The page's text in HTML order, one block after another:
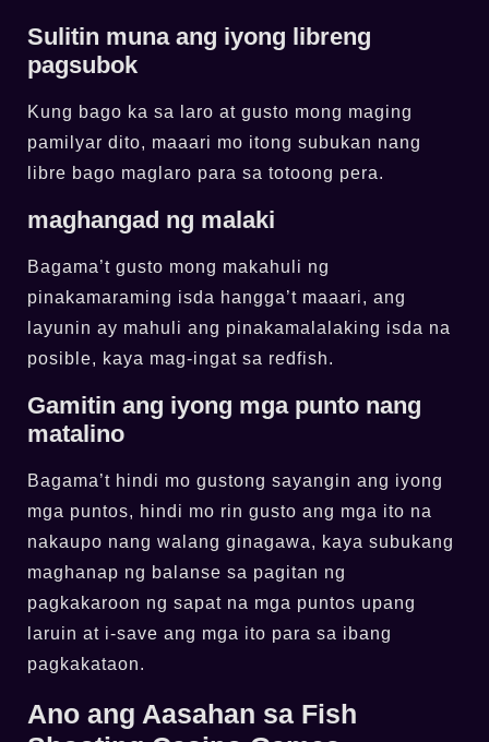
Sulitin muna ang iyong libreng
pagsubok
Kung bago ka sa laro at gusto mong maging
pamilyar dito, maaari mo itong subukan nang
libre bago maglaro para sa totoong pera.
maghangad ng malaki
Bagama’t gusto mong makahuli ng
pinakamaraming isda hangga’t maaari, ang
layunin ay mahuli ang pinakamalalaking isda na
posible, kaya mag-ingat sa redfish.
Gamitin ang iyong mga punto nang
matalino
Bagama’t hindi mo gustong sayangin ang iyong
mga puntos, hindi mo rin gusto ang mga ito na
nakaupo nang walang ginagawa, kaya subukang
maghanap ng balanse sa pagitan ng
pagkakaroon ng sapat na mga puntos upang
laruin at i-save ang mga ito para sa ibang
pagkakataon.
Ano ang Aasahan sa Fish